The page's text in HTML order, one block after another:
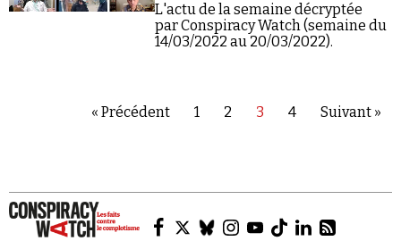
L'actu de la semaine décryptée
par Conspiracy Watch (semaine du
14/03/2022 au 20/03/2022).
« Précédent 1 2 3 4 Suivant »